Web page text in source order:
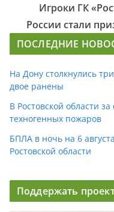
Игроки ГК
России стали
ПОСЛЕДНИЕ
На Дону столкнулись
двое ранены
В Ростовской области
техногенных пожаров
БПЛА в ночь на 6
Ростовской области
Поддержать